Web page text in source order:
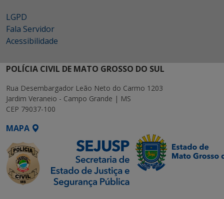
LGPD
Fala Servidor
Acessibilidade
POLÍCIA CIVIL DE MATO GROSSO DO SUL
Rua Desembargador Leão Neto do Carmo 1203
Jardim Veraneio - Campo Grande | MS
CEP 79037-100
MAPA